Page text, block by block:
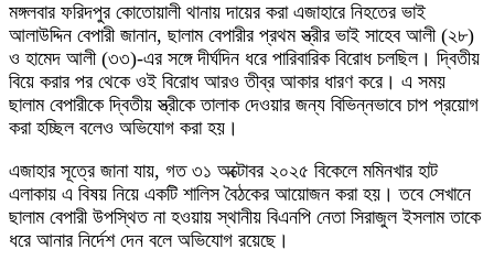
মঙ্গলবার ফরিদপুর কোতোয়ালী থানায় দায়ের করা এজাহারে নিহতের ভাই
আলাউদ্দিন বেপারী জানান, ছালাম বেপারীর প্রথম স্ত্রীর ভাই সাহেব আলী (২৮)
ও হামেদ আলী (৩৩)-এর সঙ্গে দীর্ঘদিন ধরে পারিবারিক বিরোধ চলছিল। দ্বিতীয়
বিয়ে করার পর থেকে ওই বিরোধ আরও তীব্র আকার ধারণ করে। এ সময়
ছালাম বেপারীকে দ্বিতীয় স্ত্রীকে তালাক দেওয়ার জন্য বিভিন্নভাবে চাপ প্রয়োগ
করা হচ্ছিল বলেও অভিযোগ করা হয়।
এজাহার সূত্রে জানা যায়, গত ৩১ অক্টোবর ২০২৫ বিকেলে মমিনখার হাট
এলাকায় এ বিষয় নিয়ে একটি শালিস বৈঠকের আয়োজন করা হয়। তবে সেখানে
ছালাম বেপারী উপস্থিত না হওয়ায় স্থানীয় বিএনপি নেতা সিরাজুল ইসলাম তাকে
ধরে আনার নির্দেশ দেন বলে অভিযোগ রয়েছে।